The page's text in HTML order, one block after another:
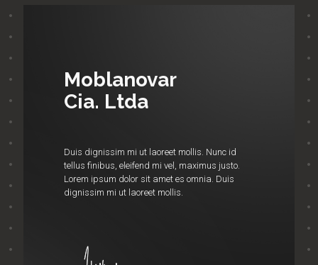
Moblanovar
Cia. Ltda
Duis dignissim mi ut laoreet mollis. Nunc id
tellus finibus, eleifend mi vel, maximus justo.
Lorem ipsum dolor sit amet es omnia. Duis
dignissim mi ut laoreet mollis.